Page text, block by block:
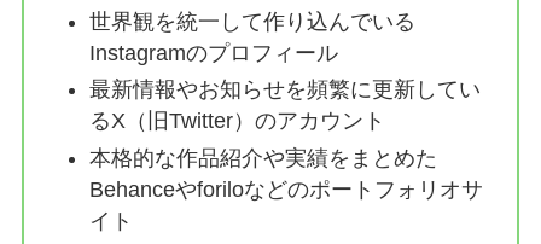
世界観を統一して作り込んでいる
Instagramのプロフィール
最新情報やお知らせを頻繁に更新してい
るX（旧Twitter）のアカウント
本格的な作品紹介や実績をまとめた
Behanceやforiloなどのポートフォリオサ
イト